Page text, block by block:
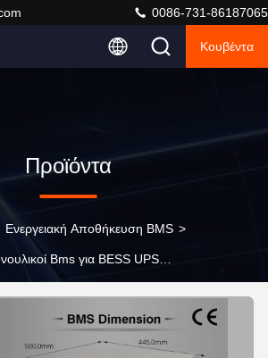
0086-731-86187065
Κουβέντα
Προϊόντα
Ενεργειακή Αποθήκευση BMS >
Bms για BESS UPS